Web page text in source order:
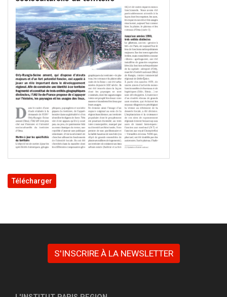
Télécharger
S'INSCRIRE À LA NEWSLETTER